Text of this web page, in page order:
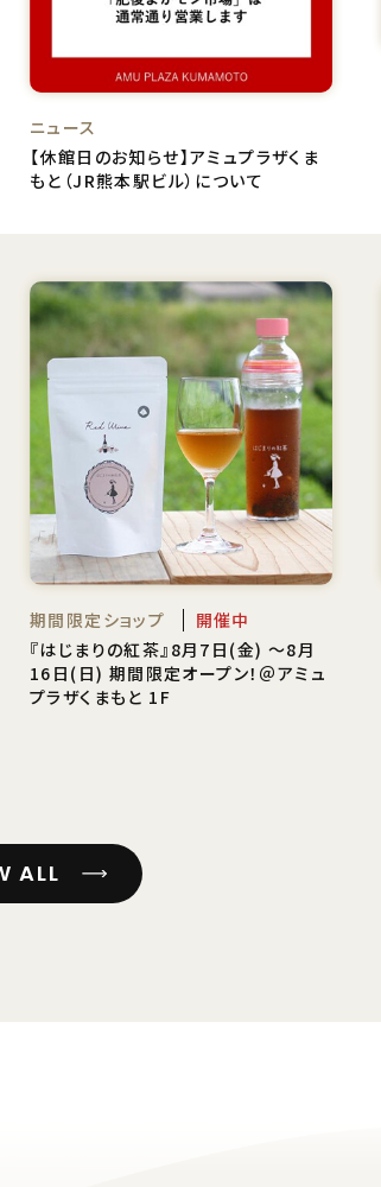
ニュース
【休館日のお知らせ】アミュプラザくま
もと（JR熊本駅ビル）について
期間限定ショップ
開催中
『はじまりの紅茶』8月7日(金) 〜8月
16日(日) 期間限定オープン！＠アミュ
プラザくまもと 1F
ALL